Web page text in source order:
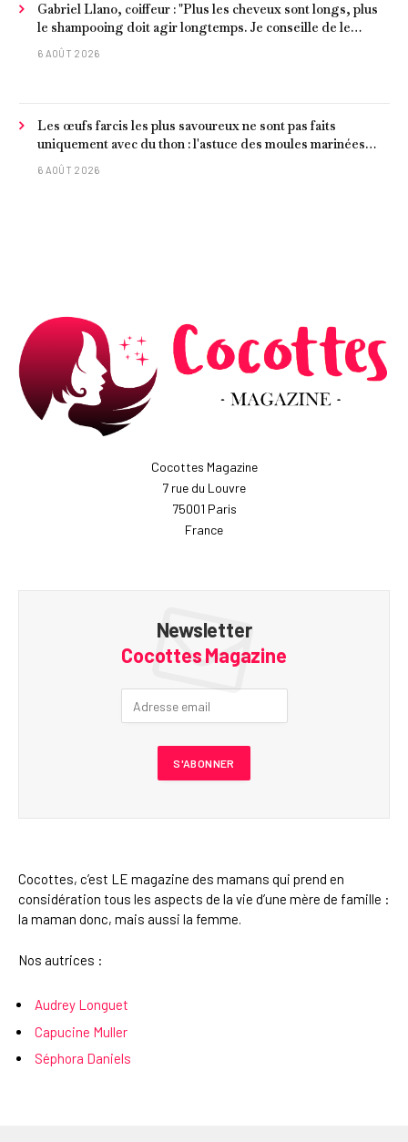
Gabriel Llano, coiffeur : "Plus les cheveux sont longs, plus
le shampooing doit agir longtemps. Je conseille de le
laisser entre 1 et 3 minutes."
6 AOÛT 2026
Les œufs farcis les plus savoureux ne sont pas faits
uniquement avec du thon : l'astuce des moules marinées
pour les rendre beaucoup plus juteux
6 AOÛT 2026
Cocottes Magazine
7 rue du Louvre
75001 Paris
France
Newsletter
Cocottes Magazine
Cocottes, c’est LE magazine des mamans qui prend en
considération tous les aspects de la vie d’une mère de famille :
la maman donc, mais aussi la femme.
Nos autrices :
Audrey Longuet
Capucine Muller
Séphora Daniels